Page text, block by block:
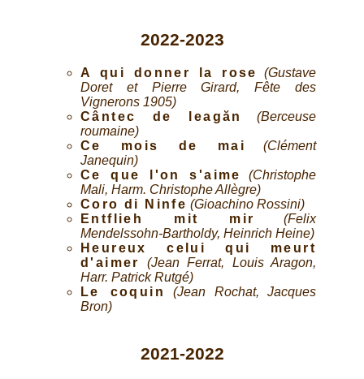
2022-2023
A qui donner la rose
(Gustave
Doret et Pierre Girard, Fête des
Vignerons 1905)
Cântec de leagăn
(Berceuse
roumaine)
Ce mois de mai
(Clément
Janequin)
Ce que l'on s'aime
(Christophe
Mali, Harm. Christophe Allègre)
Coro di Ninfe (Gioachino Rossini)
Entflieh mit mir
(Felix
Mendelssohn-Bartholdy, Heinrich Heine)
Heureux celui qui meurt
d'aimer
(Jean Ferrat, Louis Aragon,
Harr. Patrick Rutgé)
Le coquin
(Jean Rochat, Jacques
Bron)
2021-2022